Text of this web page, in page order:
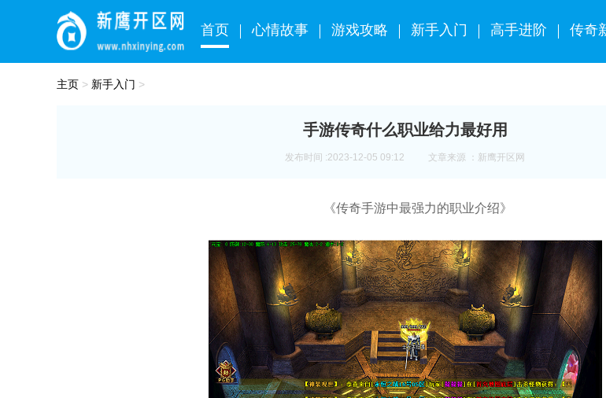
首页 心情故事 游戏攻略 新手入门 高手进阶 传奇
主页 > 新手入门 >
手游传奇什么职业给力最好用
发布时间 :2023-12-05 09:12 文章来源 ：新鹰开区网
《传奇手游中最强力的职业介绍》